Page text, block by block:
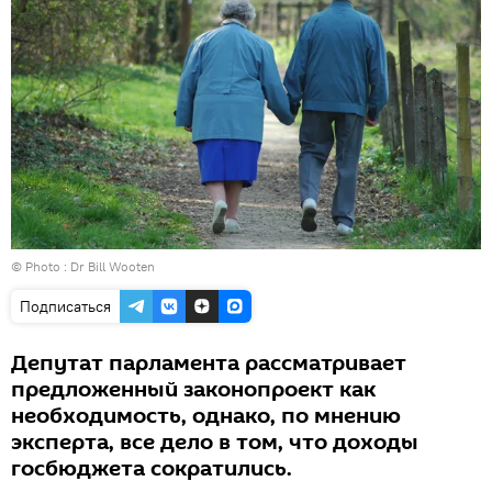
© Photo : Dr Bill Wooten
Подписаться
Депутат парламента рассматривает
предложенный законопроект как
необходимость, однако, по мнению
эксперта, все дело в том, что доходы
госбюджета сократились.